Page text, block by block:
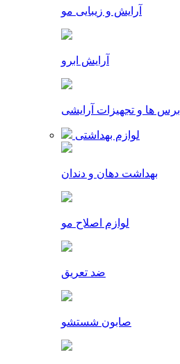
آرایش و زیبایی مو
آرایش ابرو
برس ها و تجهیزات آرایشی
لوازم بهداشتی
بهداشت دهان و دندان
لوازم اصلاح مو
ضد تعریق
صابون شستشو